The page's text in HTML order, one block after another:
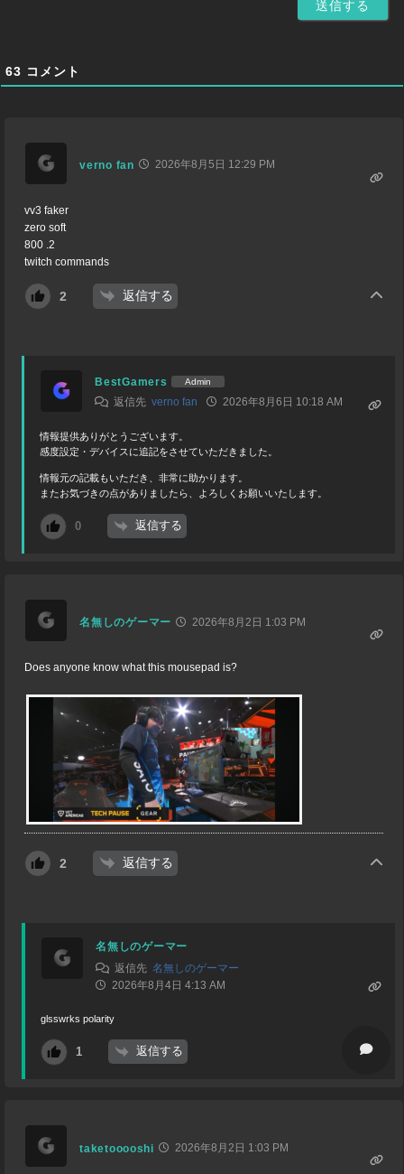
63 コメント
verno fan 2026年8月5日 12:29 PM
vv3 faker
zero soft
800 .2
twitch commands
2 返信する
BestGamers Admin
返信先verno fan 2026年8月6日 10:18 AM
情報提供ありがとうございます。
感度設定・デバイスに追記をさせていただきました。
情報元の記載もいただき、非常に助かります。
またお気づきの点がありましたら、よろしくお願いいたします。
0 返信する
名無しのゲーマー 2026年8月2日 1:03 PM
Does anyone know what this mousepad is?
2 返信する
名無しのゲーマー
返信先名無しのゲーマー
2026年8月4日 4:13 AM
glsswrks polarity
1 返信する
taketooooshi 2026年8月2日 1:03 PM